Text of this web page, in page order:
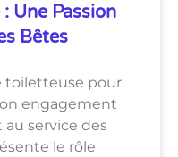
Une Passion
Bêtes
toiletteuse pour
engagement
service des
le rôle